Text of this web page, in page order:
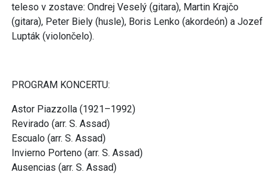
teleso v zostave: Ondrej Veselý (gitara), Martin Krajčo
(gitara), Peter Biely (husle), Boris Lenko (akordeón) a Jozef
Lupták (violončelo).
PROGRAM KONCERTU:
Astor Piazzolla (1921–1992)
Revirado (arr. S. Assad)
Escualo (arr. S. Assad)
Invierno Porteno (arr. S. Assad)
Ausencias (arr. S. Assad)